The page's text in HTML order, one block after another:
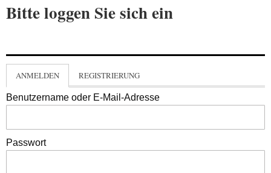
Bitte loggen Sie sich ein
ANMELDEN REGISTRIERUNG
Benutzername oder E-Mail-Adresse
Passwort